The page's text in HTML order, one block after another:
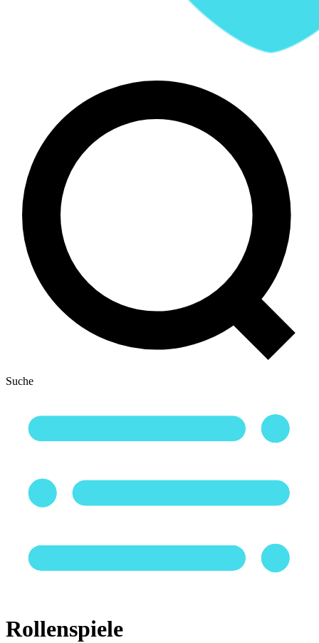
Suche
Rollenspiele